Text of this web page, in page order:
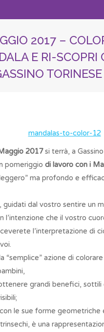
2017 –
E RI-SCOPRI
2017si terrà, a
pomeriggio di lavoro con i
ma profondo e
guidati dal vostro sentire un
l’intenzione che il vostro
l’interpretazione di
“semplice” azione di
grandi benefici, sottili
le sue forme geometriche
è una